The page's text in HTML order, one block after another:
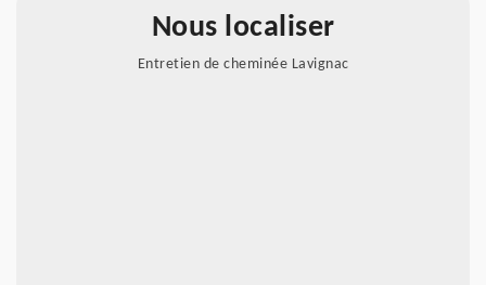
Nous localiser
Entretien de cheminée Lavignac